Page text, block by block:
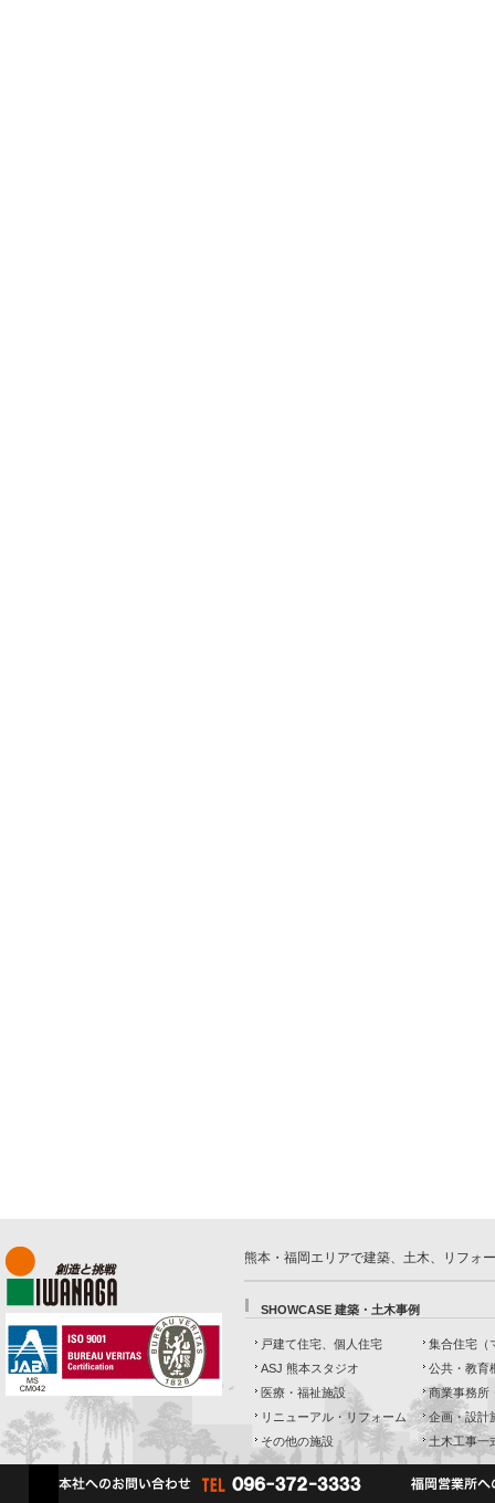
熊本・福岡エリアで建築、土木、リフォ
SHOWCASE 建築・土木事例
戸建て住宅、個人住宅
ASJ 熊本スタジオ
医療・福祉施設
リニューアル・リフォーム
その他の施設
集合住宅（
公共・教育
商業事務所
企画・設計
土木工事一